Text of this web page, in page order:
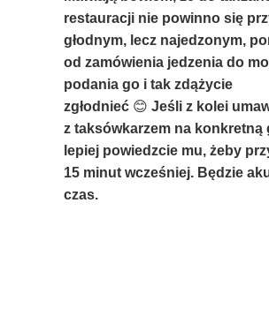
restauracji nie powinno się
głodnym, lecz najedzonym,
od zamówienia jedzenia do
podania go i tak zdążycie
zgłodnieć 😊 Jeśli z kolei
z taksówkarzem na konkretną
lepiej powiedzcie mu, żeby
15 minut wcześniej. Będzie
czas.